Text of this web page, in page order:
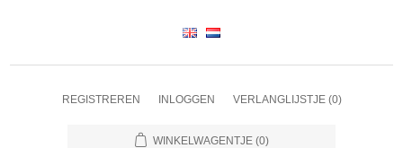
REGISTREREN INLOGGEN VERLANGLIJSTJE (0)
WINKELWAGENTJE (0)